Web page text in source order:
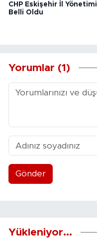
CHP Eskişehir İl Yönetimi
Belli Oldu
Yorumlar (1)
Gönder
Yükleniyor...